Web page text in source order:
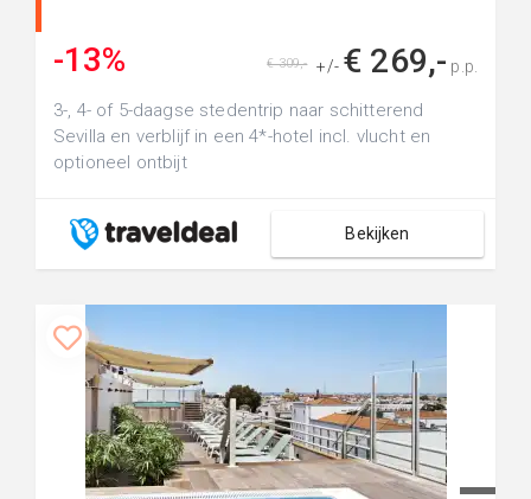
-13% +/- € 269,- p.p.
€ 309,-
3-, 4- of 5-daagse stedentrip naar schitterend
Sevilla en verblijf in een 4*-hotel incl. vlucht en
optioneel ontbijt
Bekijken